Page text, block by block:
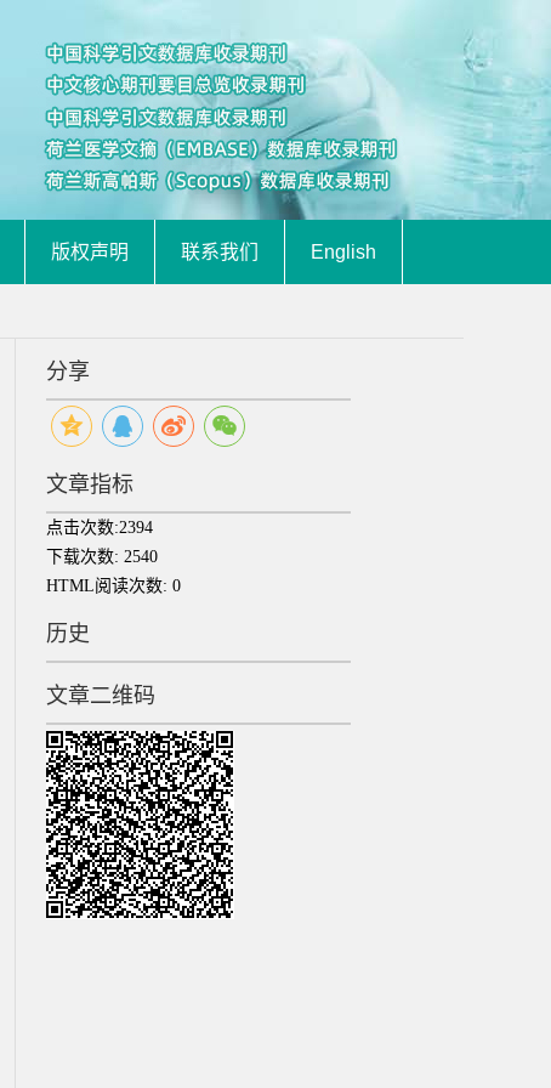
版权声明 联系我们 English
分享
文章指标
点击次数:2394
下载次数: 2540
HTML阅读次数: 0
历史
文章二维码